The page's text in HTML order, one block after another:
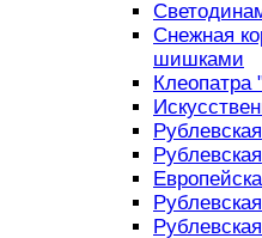
Снежная
шишками
Клеопатра